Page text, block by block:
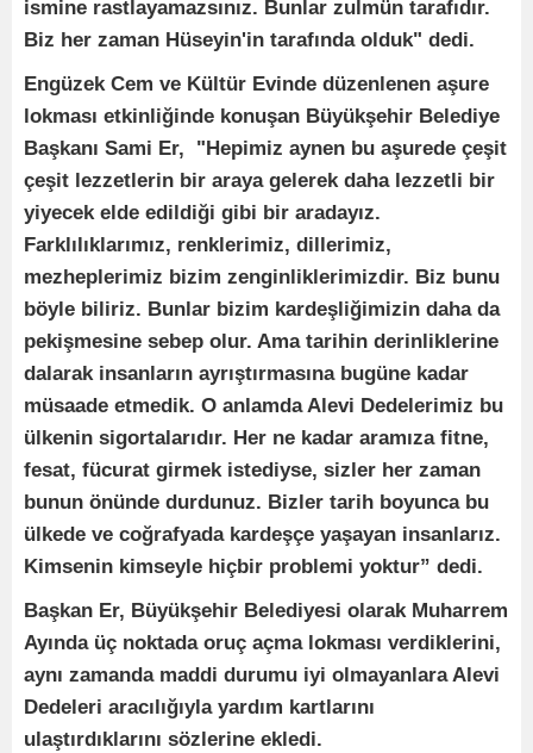
ismine rastlayamazsınız. Bunlar zulmün tarafıdır.
Biz her zaman Hüseyin'in tarafında olduk" dedi.
Engüzek Cem ve Kültür Evinde düzenlenen aşure
lokması etkinliğinde konuşan Büyükşehir Belediye
Başkanı Sami Er, "Hepimiz aynen bu aşurede çeşit
çeşit lezzetlerin bir araya gelerek daha lezzetli bir
yiyecek elde edildiği gibi bir aradayız.
Farklılıklarımız, renklerimiz, dillerimiz,
mezheplerimiz bizim zenginliklerimizdir. Biz bunu
böyle biliriz. Bunlar bizim kardeşliğimizin daha da
pekişmesine sebep olur. Ama tarihin derinliklerine
dalarak insanların ayrıştırmasına bugüne kadar
müsaade etmedik. O anlamda Alevi Dedelerimiz bu
ülkenin sigortalarıdır. Her ne kadar aramıza fitne,
fesat, fücurat girmek istediyse, sizler her zaman
bunun önünde durdunuz. Bizler tarih boyunca bu
ülkede ve coğrafyada kardeşçe yaşayan insanlarız.
Kimsenin kimseyle hiçbir problemi yoktur” dedi.
Başkan Er, Büyükşehir Belediyesi olarak Muharrem
Ayında üç noktada oruç açma lokması verdiklerini,
aynı zamanda maddi durumu iyi olmayanlara Alevi
Dedeleri aracılığıyla yardım kartlarını
ulaştırdıklarını sözlerine ekledi.